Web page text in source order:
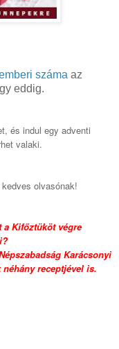
száma az
eddig.
és indul egy adventi
valaki.
olvasónak!
Kifőztüköt végre
Karácsonyi
receptjével is.